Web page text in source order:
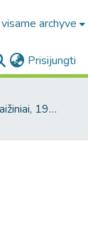
archyve
Prisijungti
Lietuvių autorių raižiniai, 19 a. / Engravings by Lithuanian artists, 19th century.